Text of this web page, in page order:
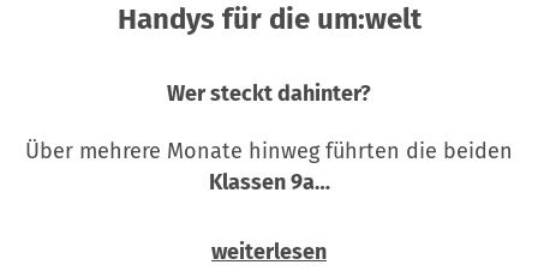
Handys für die um:welt
Wer steckt dahinter?
Über mehrere Monate hinweg führten die beiden
Klassen 9a…
weiterlesen